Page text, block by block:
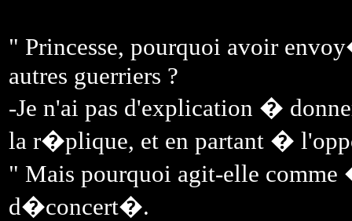
" Princesse, pourquoi avoir
autres guerriers ?
-Je n'ai pas d'explication �
la r�plique, et en partant �
" Mais pourquoi agit-elle
d�concert�.